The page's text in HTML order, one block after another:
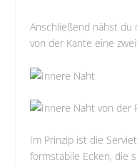
Anschließend nähst
von der Kante eine
Im Prinzip ist die
formstabile Ecken, die